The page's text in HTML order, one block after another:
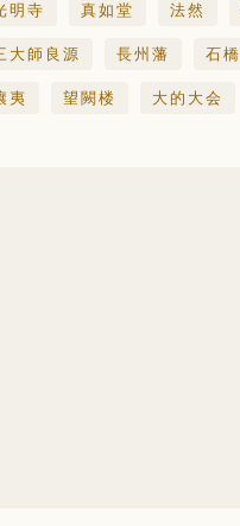
明寺 真如堂 法然
大師良源 長州藩 石橋
夷 望闕楼 大的大会